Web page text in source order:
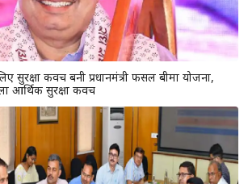
सुरक्षा कवच बनी प्रधानमंत्री फसल बीमा योजना,
आर्थिक सुरक्षा कवच